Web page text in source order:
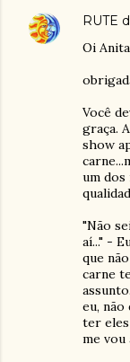
RUTE
Oi
Você
graça.
show
um dos
"Não
aí..." -
que
carne
eu,
ter eles
me vou